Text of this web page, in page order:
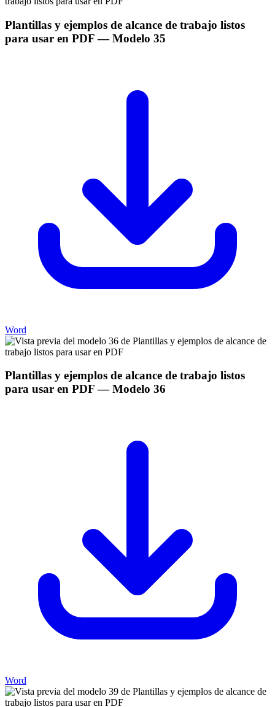
Plantillas y ejemplos de alcance de trabajo listos
para usar en PDF— Modelo 35
Word
Plantillas y ejemplos de alcance de trabajo listos
para usar en PDF— Modelo 36
Word